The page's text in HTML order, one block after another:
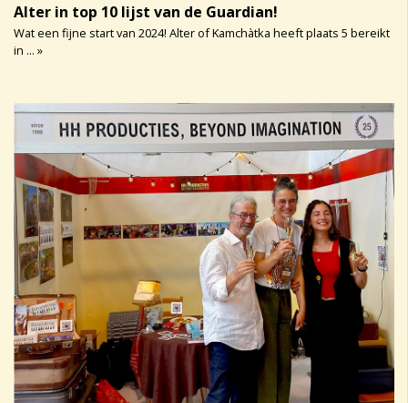
Alter in top 10 lijst van de Guardian!
Wat een fijne start van 2024! Alter of Kamchàtka heeft plaats 5 bereikt
in ... »